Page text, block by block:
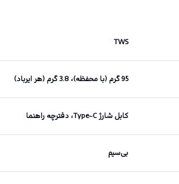
TWS
95 گرم (با محفظه)، 3.8 گرم (هر ایرباد)
کابل شارژ Type-C، دفترچه راهنما
بی‌سیم